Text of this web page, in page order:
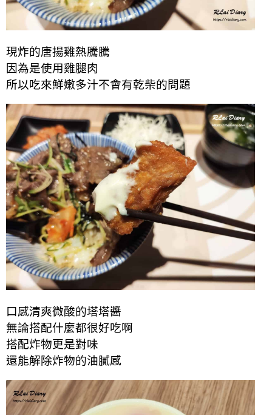
現炸的唐揚雞熱騰騰
因為是使用雞腿肉
所以吃來鮮嫩多汁不會有乾柴的問題
口感清爽微酸的塔塔醬
無論搭配什麼都很好吃啊
搭配炸物更是對味
還能解除炸物的油膩感